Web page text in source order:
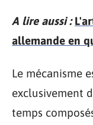
A lire aussi :
allemande en
Le mécanisme
exclusivement
temps